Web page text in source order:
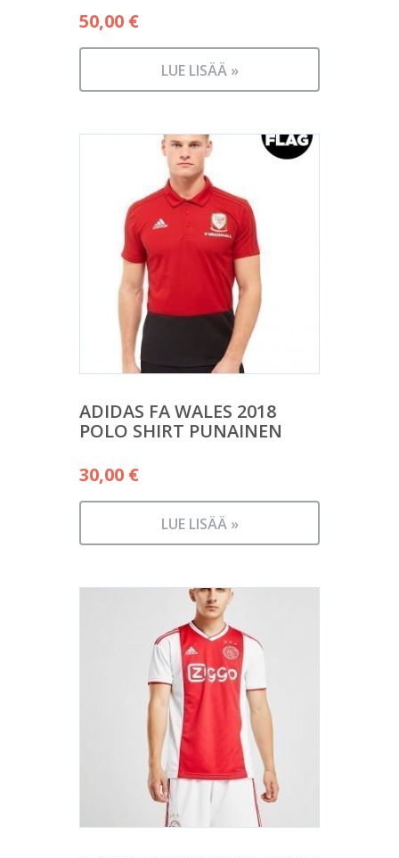
50,00 €
LUE LISÄÄ »
ADIDAS FA WALES 2018
POLO SHIRT PUNAINEN
30,00 €
LUE LISÄÄ »